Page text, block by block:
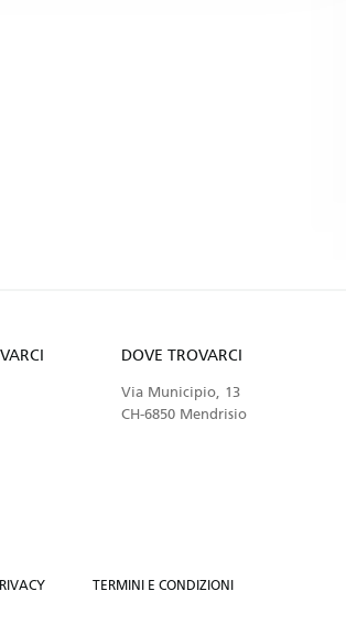
DOVE TROVARCI
Via Municipio, 13
CH-6850 Mendrisio
TERMINI E CONDIZIONI